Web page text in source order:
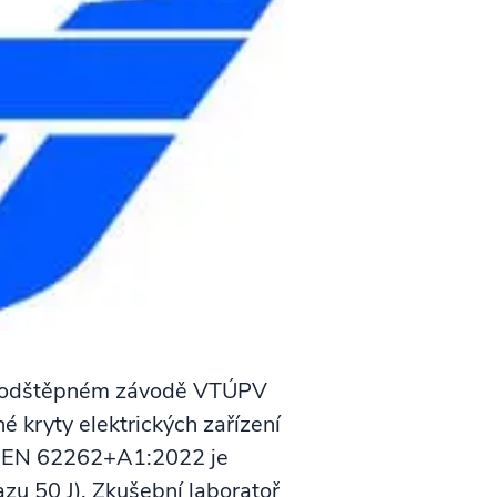
závodě VTÚPV
kryty elektrických zařízení
62262+A1:2022 je
50 J). Zkušební laboratoř